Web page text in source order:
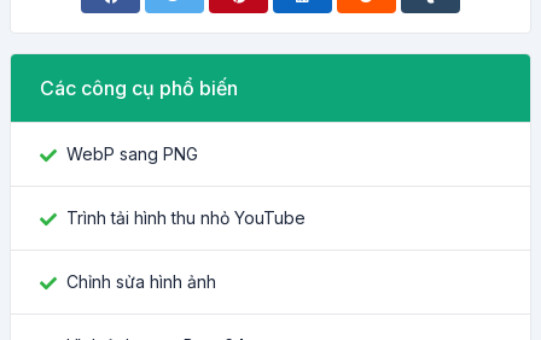
Các công cụ phổ biến
WebP sang PNG
Trình tải hình thu nhỏ YouTube
Chỉnh sửa hình ảnh